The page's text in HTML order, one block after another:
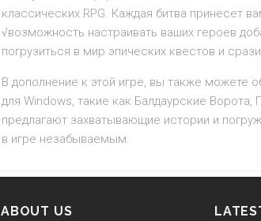
классических RPG. Каждая битва принесет
√возможность настраивать ваших героев
погрузиться в мир эпических квестов и
В дополнение к этой игре, вы также можете
для Windows, такие как Балдаурские
предлагают захватывающие истории и
в игре незабываемым.
ABOUT US